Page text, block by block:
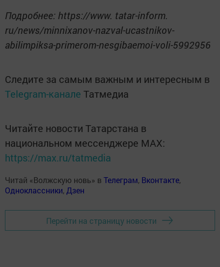
Подробнее: https://www. tatar-inform.
ru/news/minnixanov-nazval-ucastnikov-
abilimpiksa-primerom-nesgibaemoi-voli-5992956
Следите за самым важным и интересным в
Telegram-канале Татмедиа
Читайте новости Татарстана в
национальном мессенджере MАХ:
https://max.ru/tatmedia
Читай «Волжскую новь» в Телеграм, Вконтакте,
Одноклассники, Дзен
Перейти на страницу новости